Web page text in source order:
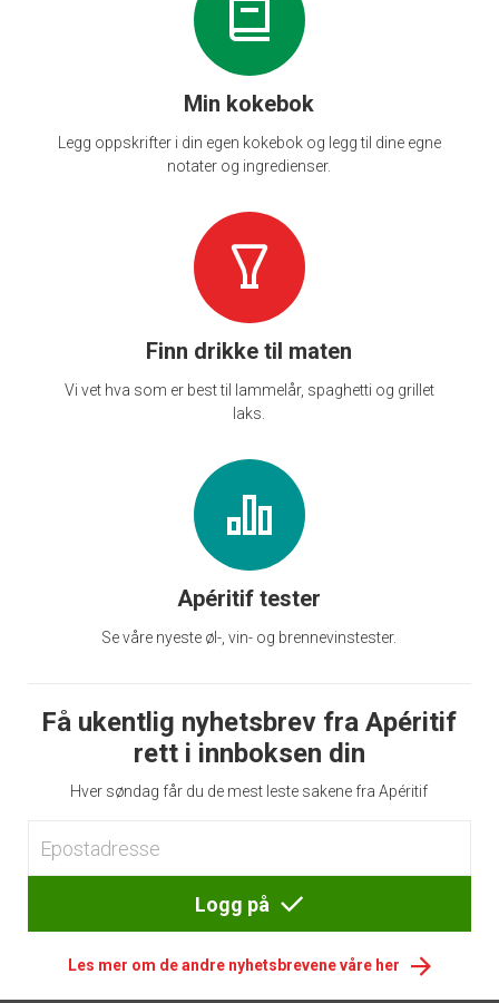
Min kokebok
Legg oppskrifter i din egen kokebok og legg til dine egne
notater og ingredienser.
Finn drikke til maten
Vi vet hva som er best til lammelår, spaghetti og grillet
laks.
Apéritif tester
Se våre nyeste øl-, vin- og brennevinstester.
Få ukentlig nyhetsbrev fra Apéritif
rett i innboksen din
Hver søndag får du de mest leste sakene fra Apéritif
Logg på
Les mer om de andre nyhetsbrevene våre her